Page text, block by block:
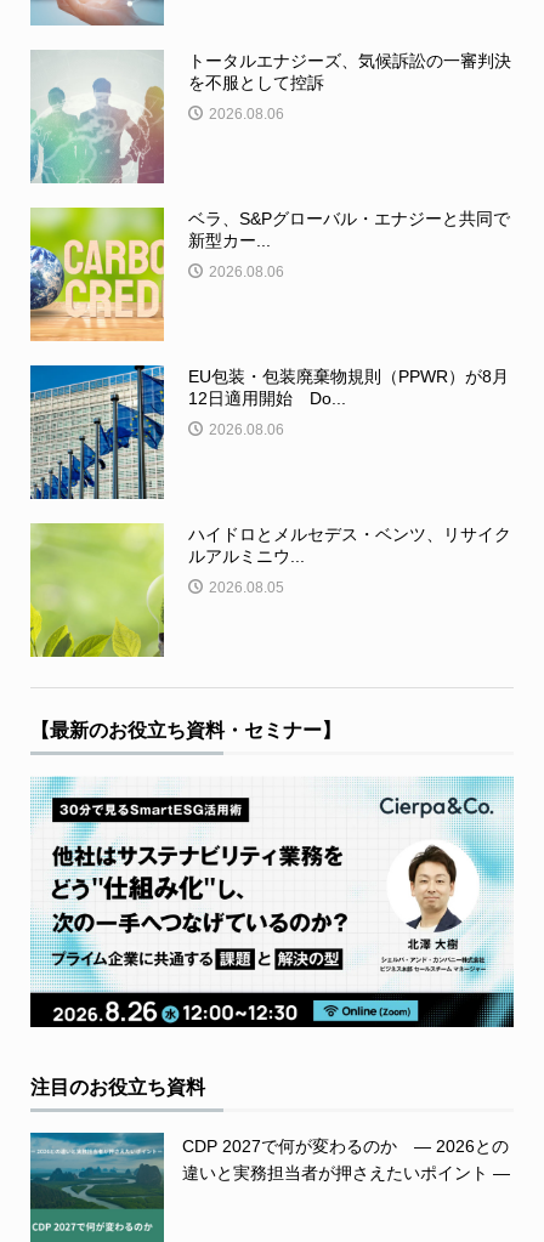
トータルエナジーズ、気候訴訟の一審判決
を不服として控訴
2026.08.06
ベラ、S&Pグローバル・エナジーと共同で
新型カー...
2026.08.06
EU包装・包装廃棄物規則（PPWR）が8月
12日適用開始 Do...
2026.08.06
ハイドロとメルセデス・ベンツ、リサイク
ルアルミニウ...
2026.08.05
【最新のお役立ち資料・セミナー】
注目のお役立ち資料
CDP 2027で何が変わるのか ― 2026との
違いと実務担当者が押さえたいポイント ―